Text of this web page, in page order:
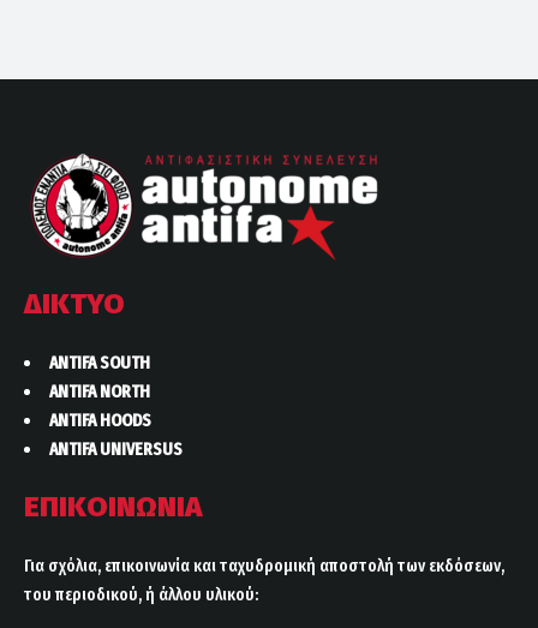
ΔΙΚΤΥΟ
ANTIFA SOUTH
ANTIFA NORTH
ANTIFA HOODS
ANTIFA UNIVERSUS
ΕΠΙΚΟΙΝΩΝΙΑ
Για σχόλια, επικοινωνία και ταχυδρομική αποστολή των εκδόσεων,
του περιοδικού, ή άλλου υλικού: